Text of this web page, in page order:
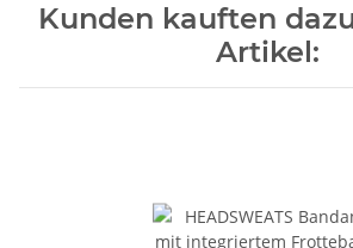
Kunden kauften
Artikel: